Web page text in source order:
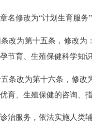
修改为“计划生育服务”
为第十五条，修改为：
节育、生殖保健科学知
改为第十六条，修改为
育、生殖保健的咨询、
服务，依法实施人类辅